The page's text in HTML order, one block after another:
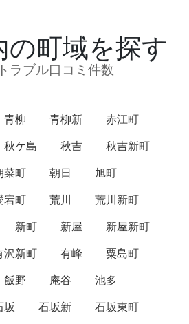
の町域を探す
ラブル口コミ件数
青柳 青柳新
赤江町
秋ケ島 秋吉
秋吉新町
菜町 朝日
旭町
宕町 荒川
荒川新町
新町 新屋
新屋新町
沢新町 有峰
粟島町
飯野 庵谷
池多
坂 石坂新
石坂東町